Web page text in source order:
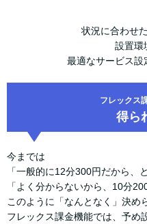
状況に合わせ
設置環
最適なサービス設
フレックス
得ら
今までは
「一般的に12分300円だから、
「よく分からないから、10分
このように「なんとなく」決め
フレックス課金機能では、予め